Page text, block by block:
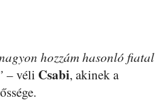
hozzám hasonló fiatal
– véli Csabi, akinek a